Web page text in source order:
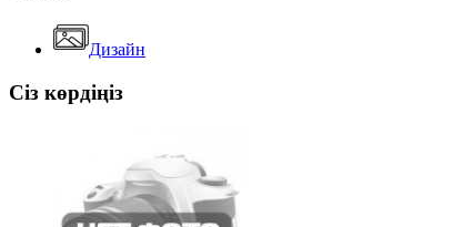
Дизайн
Сіз көрдіңіз